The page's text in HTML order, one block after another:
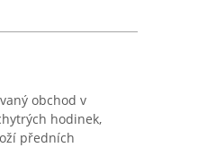
obchod v
hodinek,
předních